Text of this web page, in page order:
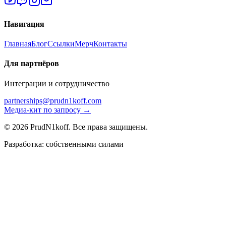
Навигация
ГлавнаяБлогСсылкиМерчКонтакты
Для партнёров
Интеграции и сотрудничество
partnerships@prudn1koff.com
Медиа-кит по запросу →
© 2026 PrudN1koff. Все права защищены.
Разработка: собственными силами